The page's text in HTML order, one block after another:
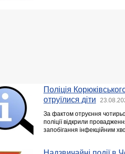
Поліція
отруїлися діти
За фактом отруєння
поліції відкрили
запобігання інфекційним